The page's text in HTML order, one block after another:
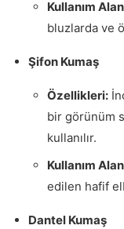
Kullanım
bluzlarda ve
Şifon Kumaş
Özellikleri:
bir görünüm
kullanılır.
Kullanım
edilen hafif
Dantel Kumaş